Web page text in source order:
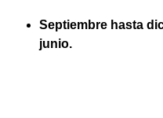
Septiembre hasta
junio.